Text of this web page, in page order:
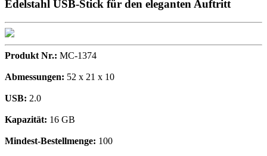
Edelstahl USB-Stick für den eleganten Auftritt
Produkt Nr.: MC-1374
Abmessungen: 52 x 21 x 10
USB: 2.0
Kapazität: 16 GB
Mindest-Bestellmenge: 100